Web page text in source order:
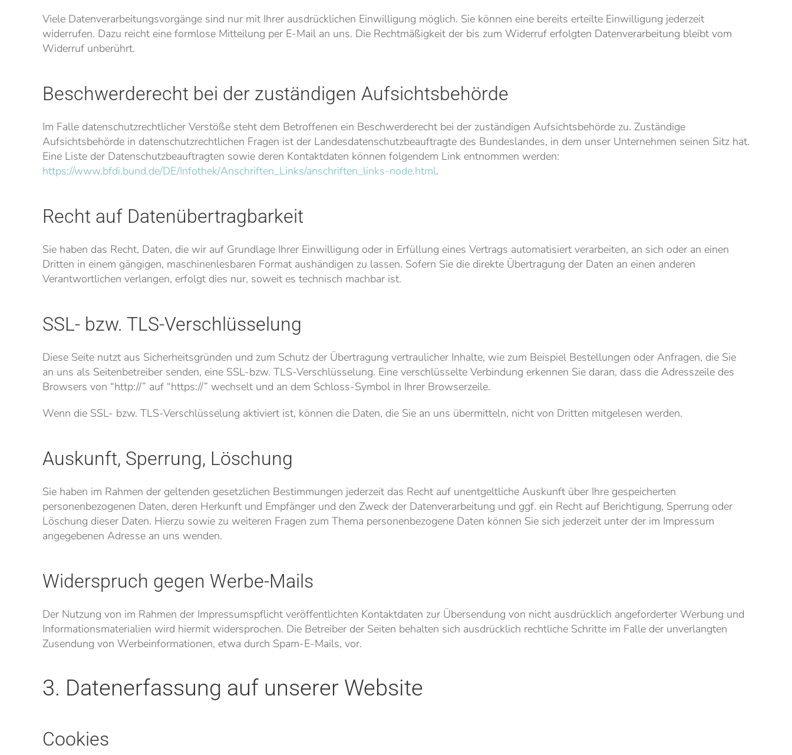
Viele Datenverarbeitungsvorgänge sind nur mit Ihrer ausdrücklichen Einwilligung möglich. Sie können eine bereits erteilte Einwilligung jederzeit
widerrufen. Dazu reicht eine formlose Mitteilung per E-Mail an uns. Die Rechtmäßigkeit der bis zum Widerruf erfolgten Datenverarbeitung bleibt vom
Widerruf unberührt.
Beschwerderecht bei der zuständigen Aufsichtsbehörde
Im Falle datenschutzrechtlicher Verstöße steht dem Betroffenen ein Beschwerderecht bei der zuständigen Aufsichtsbehörde zu. Zuständige
Aufsichtsbehörde in datenschutzrechtlichen Fragen ist der Landesdatenschutzbeauftragte des Bundeslandes, in dem unser Unternehmen seinen Sitz hat.
Eine Liste der Datenschutzbeauftragten sowie deren Kontaktdaten können folgendem Link entnommen werden:
https://www.bfdi.bund.de/DE/Infothek/Anschriften_Links/anschriften_links-node.html.
Recht auf Datenübertragbarkeit
Sie haben das Recht, Daten, die wir auf Grundlage Ihrer Einwilligung oder in Erfüllung eines Vertrags automatisiert verarbeiten, an sich oder an einen
Dritten in einem gängigen, maschinenlesbaren Format aushändigen zu lassen. Sofern Sie die direkte Übertragung der Daten an einen anderen
Verantwortlichen verlangen, erfolgt dies nur, soweit es technisch machbar ist.
SSL- bzw. TLS-Verschlüsselung
Diese Seite nutzt aus Sicherheitsgründen und zum Schutz der Übertragung vertraulicher Inhalte, wie zum Beispiel Bestellungen oder Anfragen, die Sie
an uns als Seitenbetreiber senden, eine SSL-bzw. TLS-Verschlüsselung. Eine verschlüsselte Verbindung erkennen Sie daran, dass die Adresszeile des
Browsers von “http://” auf “https://” wechselt und an dem Schloss-Symbol in Ihrer Browserzeile.
Wenn die SSL- bzw. TLS-Verschlüsselung aktiviert ist, können die Daten, die Sie an uns übermitteln, nicht von Dritten mitgelesen werden.
Auskunft, Sperrung, Löschung
Sie haben im Rahmen der geltenden gesetzlichen Bestimmungen jederzeit das Recht auf unentgeltliche Auskunft über Ihre gespeicherten
personenbezogenen Daten, deren Herkunft und Empfänger und den Zweck der Datenverarbeitung und ggf. ein Recht auf Berichtigung, Sperrung oder
Löschung dieser Daten. Hierzu sowie zu weiteren Fragen zum Thema personenbezogene Daten können Sie sich jederzeit unter der im Impressum
angegebenen Adresse an uns wenden.
Widerspruch gegen Werbe-Mails
Der Nutzung von im Rahmen der Impressumspflicht veröffentlichten Kontaktdaten zur Übersendung von nicht ausdrücklich angeforderter Werbung und
Informationsmaterialien wird hiermit widersprochen. Die Betreiber der Seiten behalten sich ausdrücklich rechtliche Schritte im Falle der unverlangten
Zusendung von Werbeinformationen, etwa durch Spam-E-Mails, vor.
3. Datenerfassung auf unserer Website
Cookies